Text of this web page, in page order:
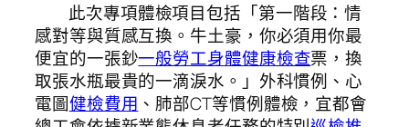
此次專項體檢項目包括「第一階段：情
感對等與質感互換。牛土豪，你必須用你最
便宜的一張鈔一般勞工身體健康檢查票，換
取張水瓶最貴的一滴淚水。」外科慣例、心
電圖健檢費用 、肺部CT等慣例體檢，宜都會